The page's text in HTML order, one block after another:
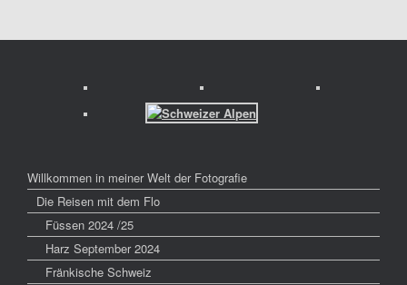
Willkommen in meiner Welt der Fotografie
Die Reisen mit dem Flo
Füssen 2024 /25
Harz September 2024
Fränkische Schweiz